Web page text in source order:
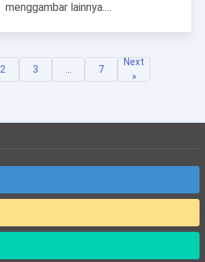
menggambar lainnya.…
2 3 7
Next
»